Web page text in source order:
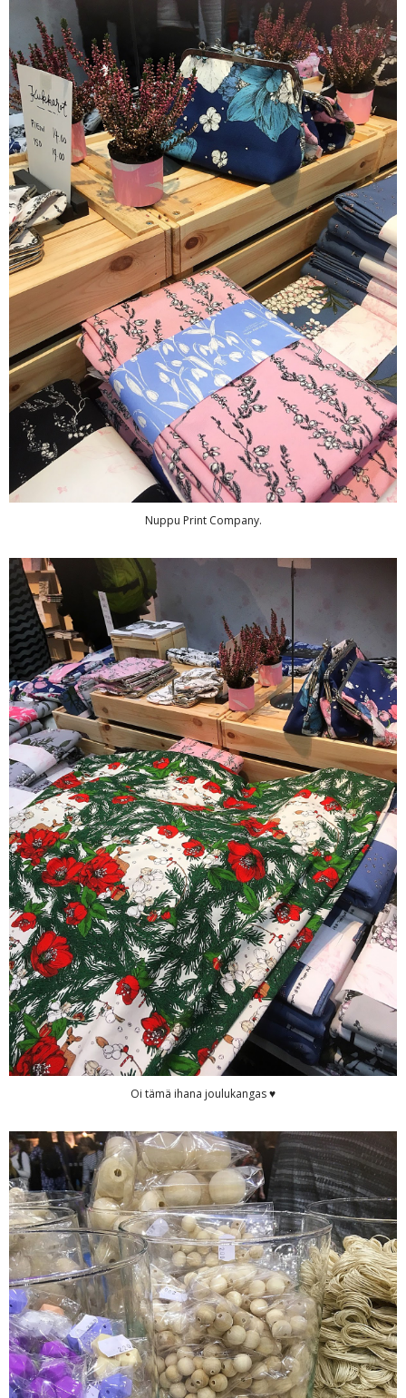
Nuppu Print Company.
Oi tämä ihana joulukangas ♥